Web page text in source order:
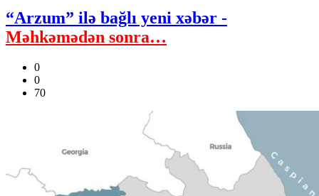
“Arzum” ilə bağlı yeni xəbər -
Məhkəmədən sonra…
0
0
70